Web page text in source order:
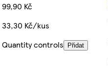
99,90 Kč
33,30 Kč/kus
Quantity controls
Přidat